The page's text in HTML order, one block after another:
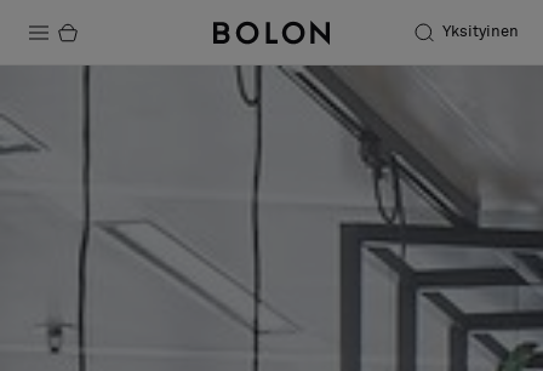
Yksityinen
Kestävä kehitys
Asennus
Puhdistus